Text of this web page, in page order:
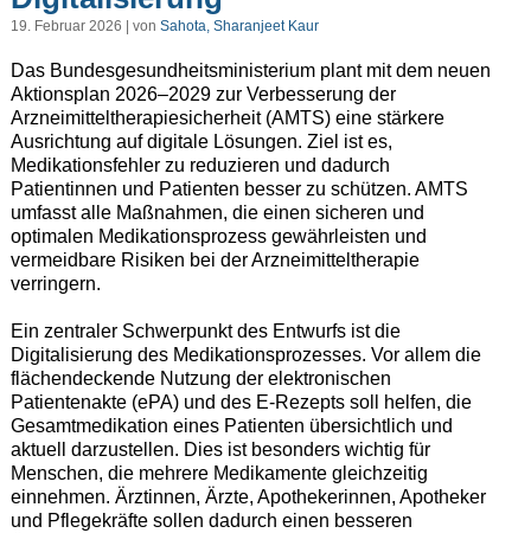
19. Februar 2026 | von Sahota, Sharanjeet Kaur
Das Bundesgesundheitsministerium plant mit dem neuen
Aktionsplan 2026–2029 zur Verbesserung der
Arzneimitteltherapiesicherheit (AMTS) eine stärkere
Ausrichtung auf digitale Lösungen. Ziel ist es,
Medikationsfehler zu reduzieren und dadurch
Patientinnen und Patienten besser zu schützen. AMTS
umfasst alle Maßnahmen, die einen sicheren und
optimalen Medikationsprozess gewährleisten und
vermeidbare Risiken bei der Arzneimitteltherapie
verringern.
Ein zentraler Schwerpunkt des Entwurfs ist die
Digitalisierung des Medikationsprozesses. Vor allem die
flächendeckende Nutzung der elektronischen
Patientenakte (ePA) und des E-Rezepts soll helfen, die
Gesamtmedikation eines Patienten übersichtlich und
aktuell darzustellen. Dies ist besonders wichtig für
Menschen, die mehrere Medikamente gleichzeitig
einnehmen. Ärztinnen, Ärzte, Apothekerinnen, Apotheker
und Pflegekräfte sollen dadurch einen besseren